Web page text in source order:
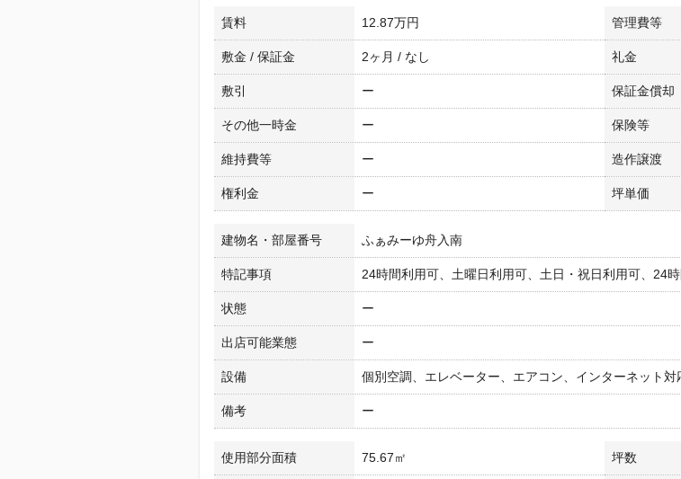
賃料 12.87万円 管理費等
敷金 / 保証金 2ヶ月 / なし 礼金
敷引 ー 保証金償却
その他一時金 ー 保険等
維持費等 ー 造作譲渡
権利金 ー 坪単価
建物名・部屋番号 ふぁみーゆ舟入南
特記事項 24時間利用可、土曜日利用可、土日・祝日利用可、24
状態 ー
出店可能業態 ー
設備 個別空調、エレベーター、エアコン、インターネット
備考 ー
使用部分面積 75.67㎡ 坪数